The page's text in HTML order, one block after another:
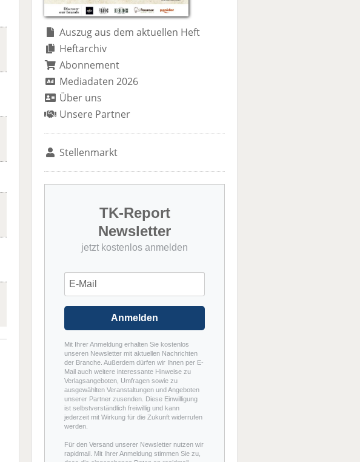
Auszug aus dem aktuellen Heft
Heftarchiv
Abonnement
Mediadaten 2026
Über uns
Unsere Partner
Stellenmarkt
TK-Report
Newsletter
jetzt kostenlos anmelden
Anmelden
Mit Ihrer Anmeldung erhalten Sie kostenlos
unseren Newsletter mit aktuellen Nachrichten
der Branche. Außerdem dürfen wir Ihnen per E-
Mail auch weitere interessante Hinweise zu
Verlagsangeboten, Umfragen sowie zu
ausgewählten Veranstaltungen und Angeboten
unserer Partner zusenden. Diese Einwilligung
ist selbstverständlich freiwillig und kann
jederzeit mit Wirkung für die Zukunft widerrufen
werden.
Für den Versand unserer Newsletter nutzen wir
rapidmail. Mit Ihrer Anmeldung stimmen Sie zu,